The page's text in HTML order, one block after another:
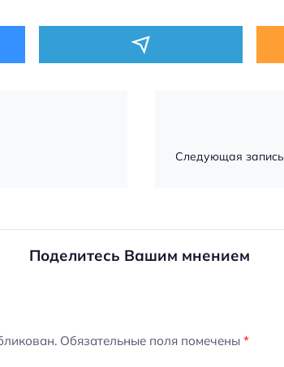
Следующая запись
Поделитесь Вашим мнением
Обязательные поля помечены *